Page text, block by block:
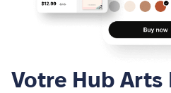
Votre Hub